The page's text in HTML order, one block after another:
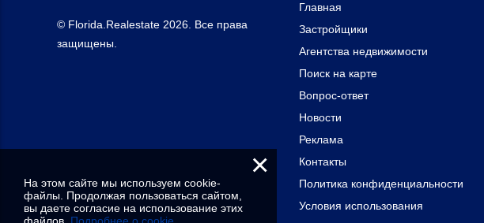
© Florida.Realestate 2026. Все права
защищены.
Главная
Застройщики
Агентства недвижимости
Поиск на карте
Вопрос-ответ
Новости
Реклама
Контакты
Политика конфиденциальности
Условия использования
×
На этом сайте мы используем cookie-
файлы. Продолжая пользоваться сайтом,
вы даете согласие на использование этих